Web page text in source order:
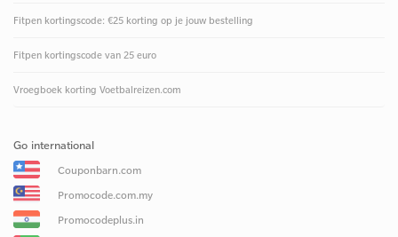
Fitpen kortingscode: €25 korting op je jouw bestelling
Fitpen kortingscode van 25 euro
Vroegboek korting Voetbalreizen.com
Go international
Couponbarn.com
Promocode.com.my
Promocodeplus.in